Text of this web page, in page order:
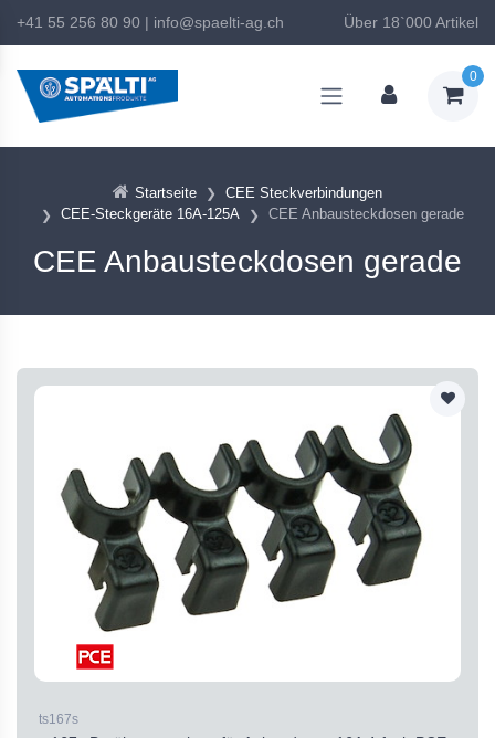
+41 55 256 80 90 | info@spaelti-ag.ch Über 18`000 Artikel
0
Startseite
CEE Steckverbindungen
CEE-Steckgeräte 16A-125A
CEE Anbausteckdosen gerade
CEE Anbausteckdosen gerade
ts167s